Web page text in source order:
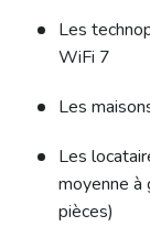
Les
WiFi 7
Les
Les
moyenne à
pièces)